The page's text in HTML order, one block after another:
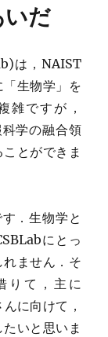
いだ
は，NAIST
生物学」を
雑ですが，
学の融合領
とができま
．生物学と
にとっ
ません．そ
りて，主に
に向けて，
いと思いま